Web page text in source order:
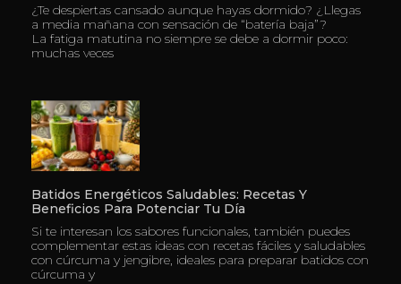
¿Te despiertas cansado aunque hayas dormido? ¿Llegas
a media mañana con sensación de “batería baja”?
La fatiga matutina no siempre se debe a dormir poco:
muchas veces
Batidos Energéticos Saludables: Recetas Y
Beneficios Para Potenciar Tu Día
Si te interesan los sabores funcionales, también puedes
complementar estas ideas con recetas fáciles y saludables
con cúrcuma y jengibre, ideales para preparar batidos con
cúrcuma y